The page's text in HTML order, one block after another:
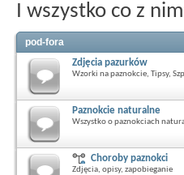
I wszystko co z
pod-fora
Zdjęcia pazurków
Wzorki na paznokcie, Tipsy,
Paznokcie naturalne
Wszystko o paznokciach
Choroby paznokci
Zdjęcia, opisy, zapobieganie